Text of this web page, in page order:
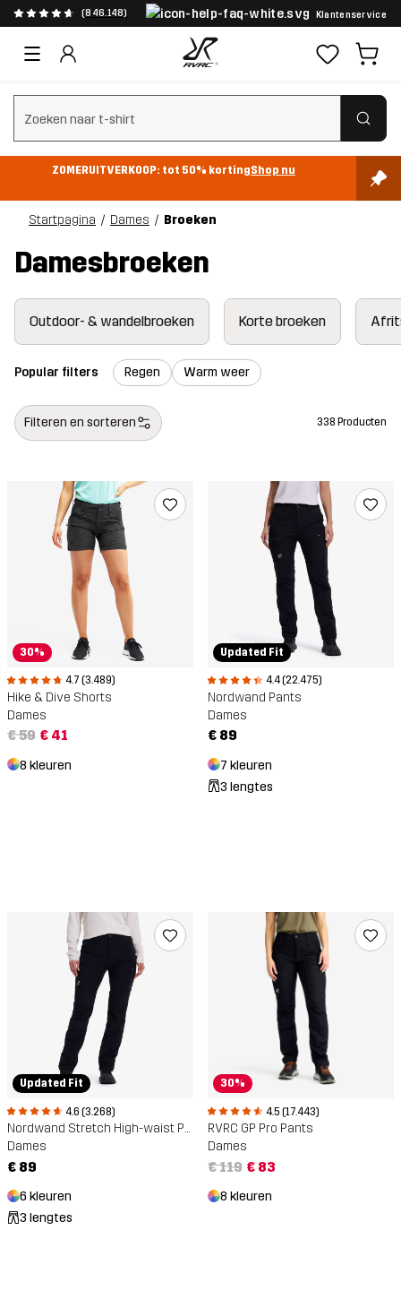
(846.148) Klantenservice
Zoeken wissen
ZOMERUITVERKOOP: tot 50% kortingShop nu
Startpagina Dames Broeken
Damesbroeken
Outdoor- & wandelbroeken Korte broeken
Popular filters Regen Warm weer
Filteren en sorteren 338 Producten
30%
4.7 (3.489)
Hike & Dive Shorts
Dames
€ 59 € 41
8 kleuren
Updated Fit
4.4 (22.475)
Nordwand Pants
Dames
€ 89
7 kleuren
3 lengtes
Updated Fit
4.6 (3.268)
Nordwand Stretch High-waist Pants
Dames
€ 89
6 kleuren
3 lengtes
30%
4.5 (17.443)
RVRC GP Pro Pants
Dames
€ 119 € 83
8 kleuren